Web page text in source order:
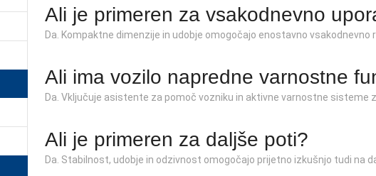
Ali je primeren za vsakodnevno
Da. Kompaktne dimenzije in udobje omogočajo enostavno
Ali ima vozilo napredne varnostne
Da. Vključuje asistente za pomoč vozniku in aktivne varnostne sisteme
Ali je primeren za daljše poti?
Da. Stabilnost, udobje in odzivnost omogočajo prijetno izkušnjo tudi na